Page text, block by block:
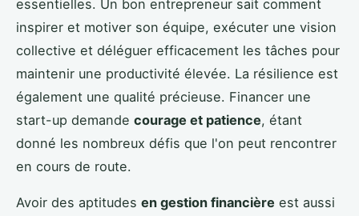
essentielles. Un bon entrepreneur sait comment
inspirer et motiver son équipe, exécuter une vision
collective et déléguer efficacement les tâches pour
maintenir une productivité élevée. La résilience est
également une qualité précieuse. Financer une
start-up demande courage et patience, étant
donné les nombreux défis que l'on peut rencontrer
en cours de route.
Avoir des aptitudes en gestion financière est aussi